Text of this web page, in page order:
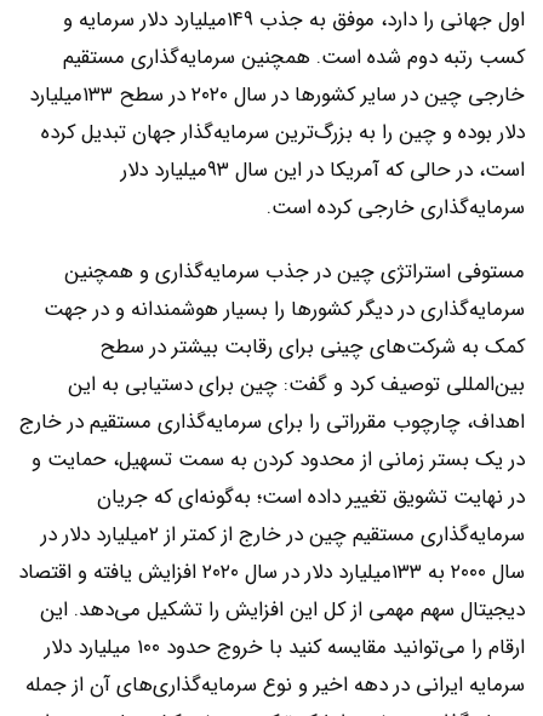
اول جهانی را دارد، موفق به جذب ۱۴۹میلیارد دلار سرمایه و
کسب رتبه دوم شده است. همچنین ‌‌‌سرمایه‌گذاری مستقیم
خارجی چین در سایر کشورها در سال ۲۰۲۰ در سطح ۱۳۳میلیارد
دلار بوده و چین را به بزرگ‌ترین ‌‌‌سرمایه‌گذار جهان تبدیل کرده
است، در حالی که آمریکا در این سال ۹۳میلیارد دلار
‌‌‌سرمایه‌گذاری خارجی کرده است.
مستوفی استراتژی چین در جذب سرمایه‌گذاری و همچنین
سرمایه‌گذاری در دیگر کشورها را بسیار هوشمندانه و در جهت
کمک به شرکت‌های چینی برای رقابت بیشتر در سطح
بین‌المللی توصیف کرد و گفت: چین برای دستیابی به این
اهداف، چارچوب مقرراتی را برای ‌‌‌سرمایه‌گذاری مستقیم در خارج
در یک بستر زمانی از محدود کردن به سمت تسهیل، حمایت و
در نهایت تشویق تغییر داده است؛ به‌‌‌گونه‌‌‌ای که جریان
‌‌‌سرمایه‌گذاری مستقیم چین در خارج از کمتر از ۲میلیارد دلار در
سال ۲۰۰۰ به ۱۳۳میلیارد دلار در سال ۲۰۲۰ افزایش یافته و اقتصاد
دیجیتال سهم مهمی از کل این افزایش را تشکیل ‌‌‌می‌‌‌دهد. این
ارقام را می‌توانید مقایسه کنید با خروج حدود ۱۰۰ میلیارد دلار
سرمایه ایرانی در دهه اخیر و نوع ‌‌‌سرمایه‌گذاری‌‌‌های آن از جمله